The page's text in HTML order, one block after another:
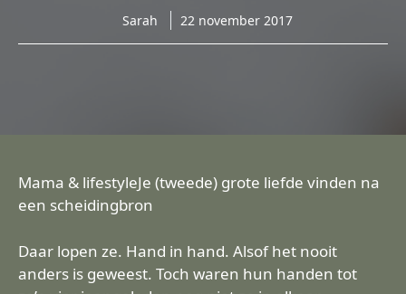
Sarah 22 november 2017
Mama & lifestyleJe (tweede) grote liefde vinden na
een scheidingbron
Daar lopen ze. Hand in hand. Alsof het nooit
anders is geweest. Toch waren hun handen tot